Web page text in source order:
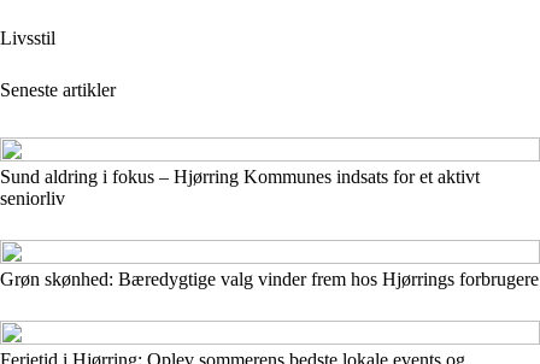
Livsstil
Seneste artikler
Sund aldring i fokus – Hjørring Kommunes indsats for et aktivt
seniorliv
Grøn skønhed: Bæredygtige valg vinder frem hos Hjørrings forbrugere
Ferietid i Hjørring: Oplev sommerens bedste lokale events og